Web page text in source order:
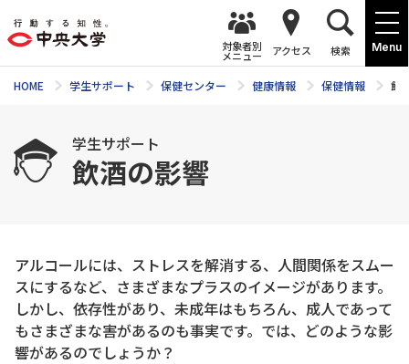
Menu
対象者別
メニュー アクセス 検索
HOME 学生サポート 保健センター 健康情報 保健情報 飲
学生サポート
飲酒の影響
アルコールには、ストレスを解消する、人間関係をスムー
スにするなど、さまざまなプラスのイメージがあります。
しかし、依存性があり、未成年はもちろん、成人であって
もさまざまな害があるのも事実です。では、どのような影
響があるのでしょうか？